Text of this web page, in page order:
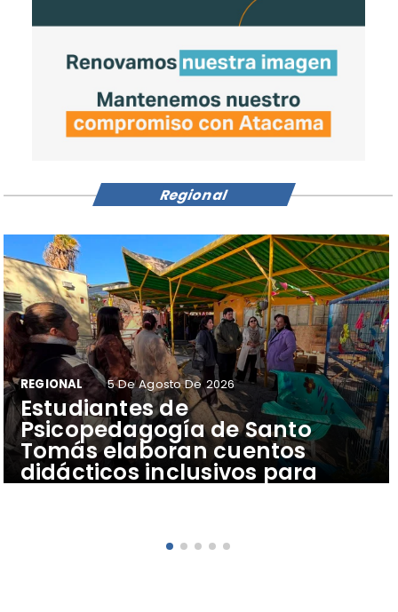
​Estudiantes de
Psicopedagogía de Santo
Tomás elaboran cuentos
didácticos inclusivos para
apoyar el aprendizaje de
REGIONAL 5 De Agosto De 2026
Regional